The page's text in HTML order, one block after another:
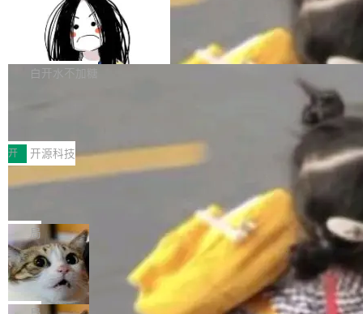
pedia 于去年底上线，定位为由人工智能生成内
容的百科平台，被马斯克视为传统众包百科网站
维基百科的替代方案。Lawfare 调查发现，无论
热门页面还是低关注度页面，均未出现近期更
eloadableResourceBundleMessageSource、
声明 LocaleResolver、注册 LocaleChangeInt
erceptor…五六步之后才能看到第一行翻译文
本。 Solon 换了个方式。整个 i18n 模块围绕三
Apache Doris 4.1 全面增强 Iceberg：
支持 UPDATE、MERGE INTO 与 Iceb
erg V3
Apache Doris 4.1 要补齐的，正是缺失的那一
半。在已有查询能力的基础上，Doris 进一步支
常维护操作，并完整支持 Iceberg V3 格式。
白开水不加糖
村国家自主创新示范区会议中心开幕。本届大会
由中关村智联软件服务业质量创新联盟主办，以
“智构可信·质创未来——AI原生时代的质量新范
式”为主题，直面AI从实验室走向规模化产业落地
的核心质量命题。会上，《2026智能研发生产力
工具选型手册》发布，Testin云测的Testin XAge
nt智能测试系统入选AI测试领域代表产品。对CI
O而言，这提示了一个转变：AI测试正在从效率
工具升级为企业的质量基础设施。 CIO面对的新
开 开源科技
让非法状态不可表示：一篇关于 ADT
有一种东西，一旦用过就回不去了。Alex Fedos
eev 管它叫"软件设计的基石"。 他说的东西不新
鲜——代数数据类型（ADT），尤其是和类型
（sum type）。但他说清楚了一件事：这不是类
型系统的学术体操，是日常编码的思维方式。 文
章从一个简单的例子切入。一个网站的深色主题
局
Cloudflare 开源内部企业 AI 平台 Clou
dflare OS
Cloudflare 发布了一个开源项目 Cloudflare O
S。如果你只看官方博客，你会觉得这是又一